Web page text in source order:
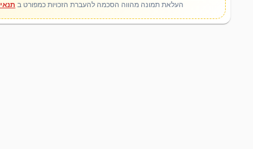
העלאת תמונה מהווה הסכמה להעברת הזכויות כמפורט ב